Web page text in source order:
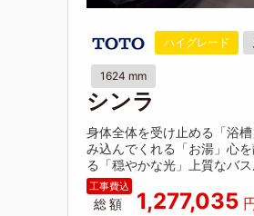
ハイグレード
1624 mm
シンラ
身体全体を受け止める「浴
み込んでくれる「お湯」心
る「穏やかな光」上質なバス
総額 1,277,035